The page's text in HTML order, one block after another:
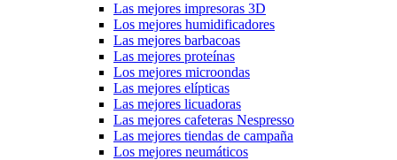
Las mejores impresoras 3D
Los mejores humidificadores
Las mejores barbacoas
Las mejores proteínas
Los mejores microondas
Las mejores elípticas
Las mejores licuadoras
Las mejores cafeteras Nespresso
Las mejores tiendas de campaña
Los mejores neumáticos